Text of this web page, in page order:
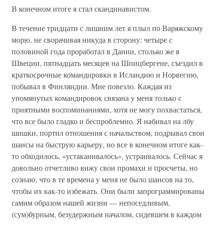
В конечном итоге я стал скандинавистом.
В течение тридцати с лишним лет я плыл по Варяжскому
морю, не сворачивая никуда в сторону: четыре с
половиной года проработал в Дании, столько же в
Швеции, пятнадцать месяцев на Шпицбергене, съездил в
краткосрочные командировки в Исландию и Норвегию,
побывал в Финляндии. Мне повезло. Каждая из
упомянутых командировок связана у меня только с
приятными воспоминаниями, хотя не могу похвастаться,
что все было гладко и беспроблемно. Я набивал на лбу
шишки, портил отношения с начальством, подрывал свои
шансы на быструю карьеру, но все в конечном итоге как-
то обходилось, «устаканивалось», устраивалось. Сейчас я
довольно отчетливо вижу свои промахи и просчеты, но
сознаю, что в те времена у меня не было шансов на то,
чтобы их как-то избежать. Они были запрограммированы
самим образом нашей жизни — непоседливым,
(сум)бурным, безудержным началом, сидевшем в каждом